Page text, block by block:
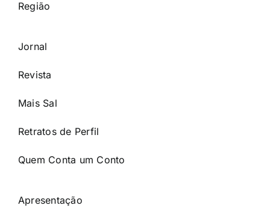
Região
Jornal
Revista
Mais Sal
Retratos de Perfil
Quem Conta um Conto
Apresentação